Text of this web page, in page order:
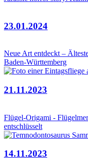
23.01.2024
Neue Art entdeckt –
Baden-Württemberg
21.11.2023
Flügel-Origami -
entschlüsselt
14.11.2023